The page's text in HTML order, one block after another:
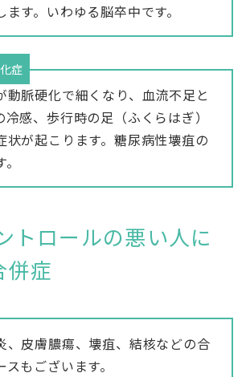
ます。いわゆる脳卒中です。
症
動脈硬化で細くなり、血流不足と
感、歩行時の足（ふくらはぎ）
状が起こります。糖尿病性壊疽の
。
トロールの悪い人に
併症
、皮膚膿瘍、壊疽、結核などの合
スもございます。